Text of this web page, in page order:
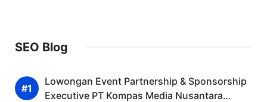
SEO Blog
Lowongan Event Partnership & Sponsorship
Executive PT Kompas Media Nusantara